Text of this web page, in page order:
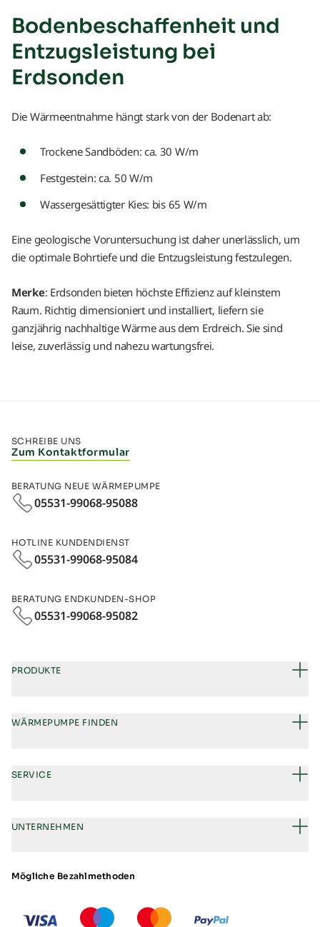
Bodenbeschaffenheit und
Entzugsleistung bei
Erdsonden
Die Wärmeentnahme hängt stark von der Bodenart ab:
Trockene Sandböden: ca. 30 W/m
Festgestein: ca. 50 W/m
Wassergesättigter Kies: bis 65 W/m
Eine geologische Voruntersuchung ist daher unerlässlich, um
die optimale Bohrtiefe und die Entzugsleistung festzulegen.
Merke: Erdsonden bieten höchste Effizienz auf kleinstem
Raum. Richtig dimensioniert und installiert, liefern sie
ganzjährig nachhaltige Wärme aus dem Erdreich. Sie sind
leise, zuverlässig und nahezu wartungsfrei.
SCHREIBE UNS
Zum Kontaktformular
BERATUNG NEUE WÄRMEPUMPE
05531-99068-95088
HOTLINE KUNDENDIENST
05531-99068-95084
BERATUNG ENDKUNDEN-SHOP
05531-99068‑95082
PRODUKTE
WÄRMEPUMPE FINDEN
SERVICE
UNTERNEHMEN
Mögliche Bezahlmethoden